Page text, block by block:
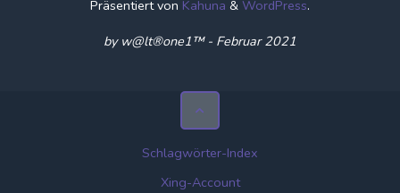
Präsentiert von Kahuna & WordPress.
by w@lt®one1™ - Februar 2021
Schlagwörter-Index
Xing-Account